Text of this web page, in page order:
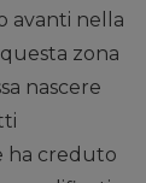
avanti nella
zona
nascere
ha creduto